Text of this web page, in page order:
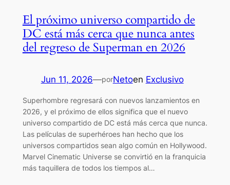
El próximo universo compartido de
DC está más cerca que nunca antes
del regreso de Superman en 2026
Jun 11, 2026—porNetoen Exclusivo
Superhombre regresará con nuevos lanzamientos en
2026, y el próximo de ellos significa que el nuevo
universo compartido de DC está más cerca que nunca.
Las películas de superhéroes han hecho que los
universos compartidos sean algo común en Hollywood.
Marvel Cinematic Universe se convirtió en la franquicia
más taquillera de todos los tiempos al…